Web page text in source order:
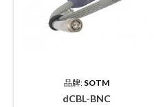
品牌: SOTM
dCBL-BNC